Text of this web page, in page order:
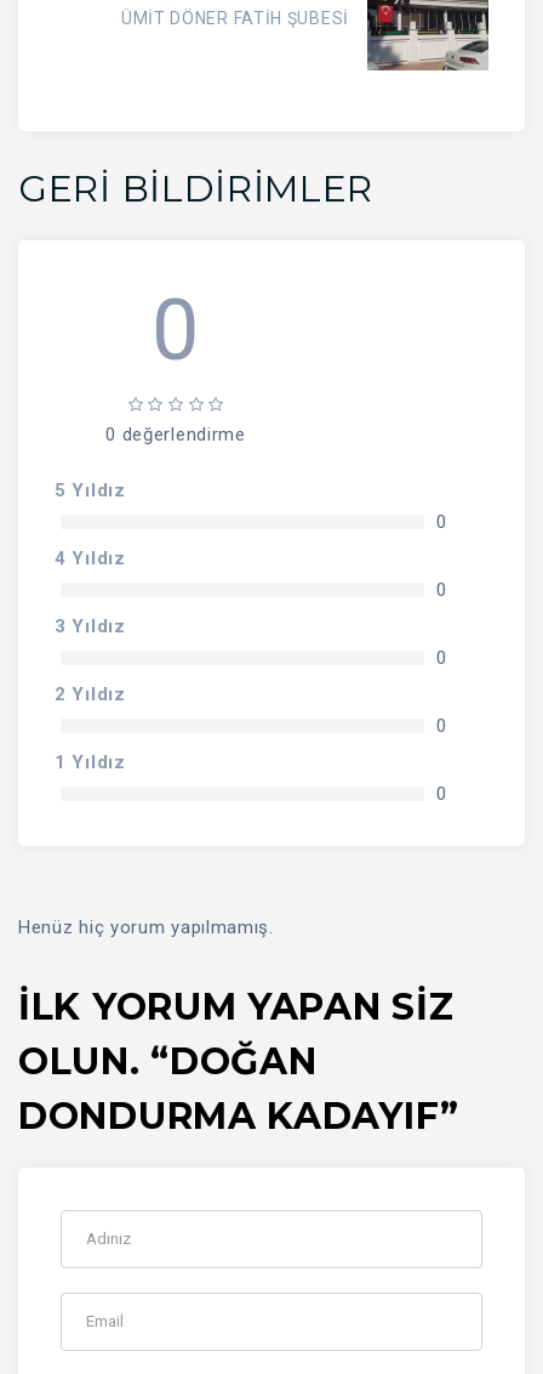
ÜMİT DÖNER FATİH ŞUBESİ
GERI BILDIRIMLER
0
0 değerlendirme
5 Yıldız
0
4 Yıldız
0
3 Yıldız
0
2 Yıldız
0
1 Yıldız
0
Henüz hiç yorum yapılmamış.
İLK YORUM YAPAN SIZ
OLUN. “DOĞAN
DONDURMA KADAYIF”